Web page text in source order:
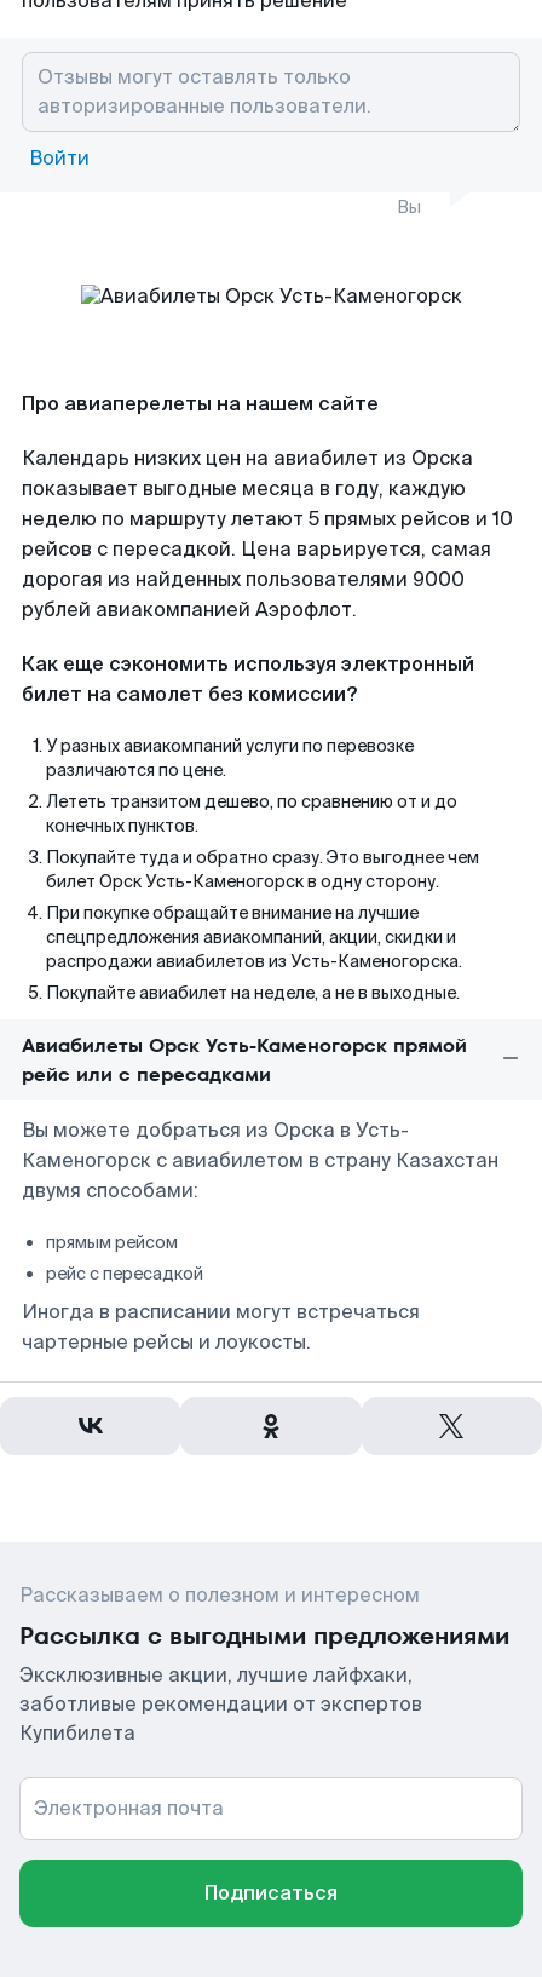
Войти
Вы
Про авиаперелеты на нашем сайте
Календарь низких цен на авиабилет из Орска
показывает выгодные месяца в году, каждую
неделю по маршруту летают 5 прямых рейсов и 10
рейсов с пересадкой. Цена варьируется, самая
дорогая из найденных пользователями 9000
рублей авиакомпанией Аэрофлот.
Как еще сэкономить используя электронный
билет на самолет без комиссии?
У разных авиакомпаний услуги по перевозке
различаются по цене.
Лететь транзитом дешево, по сравнению от и до
конечных пунктов.
Покупайте туда и обратно сразу. Это выгоднее чем
билет Орск Усть-Каменогорск в одну сторону.
При покупке обращайте внимание на лучшие
спецпредложения авиакомпаний, акции, скидки и
распродажи авиабилетов из Усть-Каменогорска.
Покупайте авиабилет на неделе, а не в выходные.
Авиабилеты Орск Усть-Каменогорск прямой
рейс или с пересадками
Вы можете добраться из Орска в Усть-
Каменогорск с авиабилетом в страну Казахстан
двумя способами:
прямым рейсом
рейс с пересадкой
Иногда в расписании могут встречаться
чартерные рейсы и лоукосты.
Рассказываем о полезном и интересном
Рассылка с выгодными предложениями
Эксклюзивные акции, лучшие лайфхаки,
заботливые рекомендации от экспертов
Купибилета
Электронная почта
Подписаться